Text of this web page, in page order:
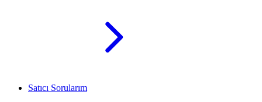
Satıcı Sorularım